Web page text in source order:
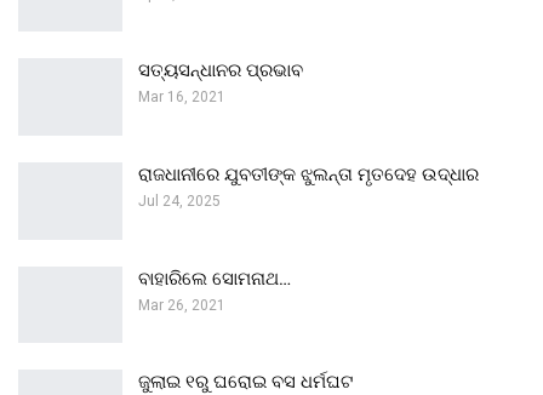
ସତ୍ୟସନ୍ଧାନର ପ୍ରଭାବ
Mar 16, 2021
ରାଜଧାନୀରେ ଯୁବତୀଙ୍କ ଝୁଲନ୍ତା ମୃତଦେହ ଉଦ୍ଧାର
Jul 24, 2025
ବାହାରିଲେ ସୋମନାଥ…
Mar 26, 2021
ଜୁଲାଇ ୧ରୁ ଘରୋଇ ବସ ଧର୍ମଘଟ